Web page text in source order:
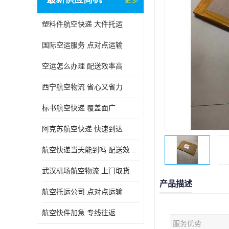
塑料件航空快递 大件托运
国际空运服务 点对点运输
空运怎么办理 配送效率高
西宁航空物流 省心又省力
标书航空快递 覆盖面广
阿克苏航空快递 快速到达
航空快递当天能到吗 配送效率高
武汉机场航空物流 上门取货
航空托运公司 点对点运输
航空快件加急 专线往返
产品描述
服务优势